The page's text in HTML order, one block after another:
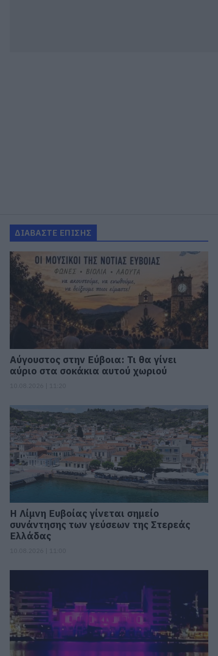
ΔΙΑΒΑΣΤΕ ΕΠΙΣΗΣ
Αύγουστος στην Εύβοια: Τι θα γίνει
αύριο στα σοκάκια αυτού χωριού
Η Λίμνη Ευβοίας γίνεται σημείο
συνάντησης των γεύσεων της Στερεάς
Ελλάδας